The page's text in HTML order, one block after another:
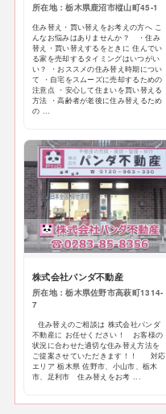
所在地：栃木県鹿沼市樅山町45-1
住み替え・買い替えをお考えの方へ こ
んなお悩みはありませんか？ ・住み
替え・買い替えするをときに 住んでい
る家を売却するタイミングはいつがい
い？ ・おススメの住み替え時期につい
て ・自宅をスムーズに売却するための
注意点 ・安心して住まいを買い替える
方法 ・高齢者が老後に住み替えるため
の ...
株式会社パンダ不動産
所在地：栃木県佐野市高萩町1314-
7
住み替えのご相談は 株式会社パンダ
不動産に お任せください！ お客様の
状況に合わせた適切な住み替え方法を
ご提案させていただきます！！ 対応
エリア 栃木県 佐野市、小山市、栃木
市、足利市 住み替えをお考 ...